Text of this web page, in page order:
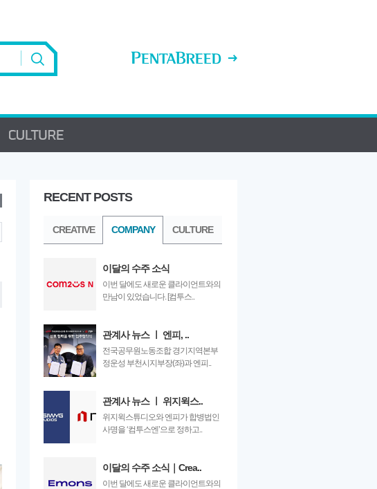
CULTURE
RECENT POSTS
CREATIVE COMPANY
이달의 수주 소식
이번 달에도 새로운 클라이언트와의
만남이 있었습니다. [컴투스..
관계사 뉴스 ㅣ 엔피, ..
전국공무원노동조합 경기지역본부
정운성 부천시지부장(좌)과 엔피..
관계사 뉴스 ㅣ 위지윅스..
위지윅스튜디오와 엔피가 합병법인
사명을 ‘컴투스엔’으로 정하고..
이달의 수주 소식｜Crea..
이번 달에도 새로운 클라이언트와의
CULTURE